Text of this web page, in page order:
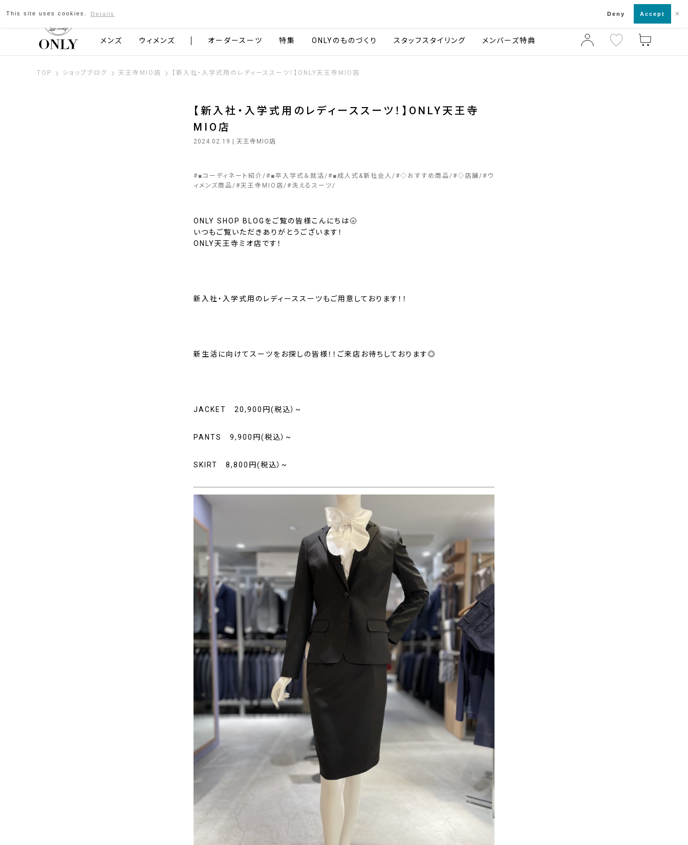
京都発のスーツブランド ONLY 店舗一覧・来店予約
メンズ ウィメンズ オーダースーツ 特集 ONLYのものづくり スタッフスタイリング メンバーズ特典
TOP ショップブログ 天王寺MIO店 【新入社・入学式用のレディーススーツ！】ONLY天王寺MIO店
【新入社・入学式用のレディーススーツ！】ONLY天王寺
MIO店
2024.02.19 | 天王寺MIO店
#■コーディネート紹介 #■卒入学式＆就活 #■成人式&新社会人 #◇おすすめ商品 #◇店舗 # ウ
ィメンズ商品
#天王寺MIO店 #洗えるスーツ
ONLY SHOP BLOGをご覧の皆様こんにちは🌝
いつもご覧いただきありがとうございます！
ONLY天王寺ミオ店です！
新入社・入学式用のレディーススーツもご用意しております！！
新生活に向けてスーツをお探しの皆様！！ご来店お待ちしております◎
JACKET 20,900円(税込）~
PANTS 9,900円(税込）~
SKIRT 8,800円(税込）~
This site uses cookies. Details Deny Accept ×